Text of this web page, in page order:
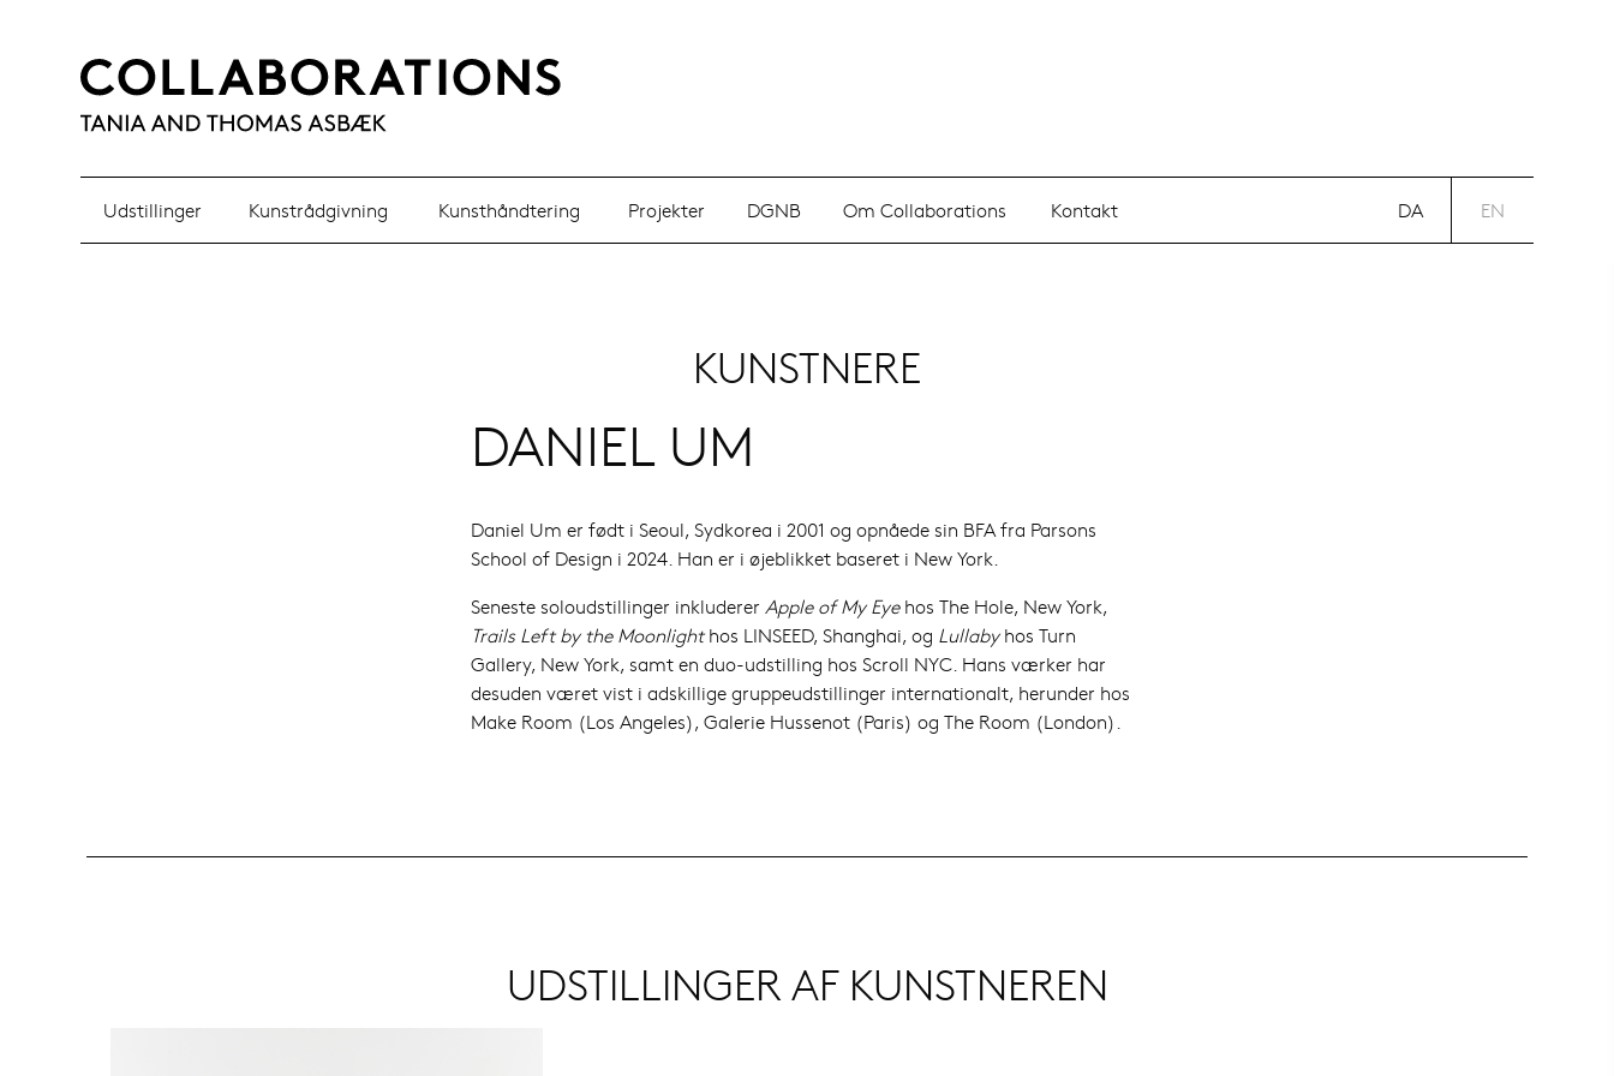
Udstillinger Kunstrådgivning Kunsthåndtering Projekter DGNB Om Collaborations Kontakt DA EN
KUNSTNERE
DANIEL UM
Daniel Um er født i Seoul, Sydkorea i 2001 og opnåede sin BFA fra Parsons
School of Design i 2024. Han er i øjeblikket baseret i New York.
Seneste soloudstillinger inkluderer Apple of My Eyehos The Hole, New York,
Trails Left by the Moonlighthos LINSEED, Shanghai, og Lullabyhos Turn
Gallery, New York, samt en duo-udstilling hos Scroll NYC. Hans værker har
desuden været vist i adskillige gruppeudstillinger internationalt, herunder hos
Make Room (Los Angeles), Galerie Hussenot (Paris) og The Room (London).
UDSTILLINGER AF KUNSTNEREN